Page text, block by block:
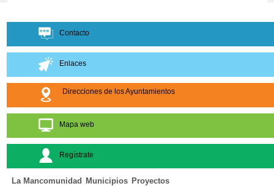
Contacto
Enlaces
Direcciones de los Ayuntamientos
Mapa web
Regístrate
La Mancomunidad Municipios Proyectos